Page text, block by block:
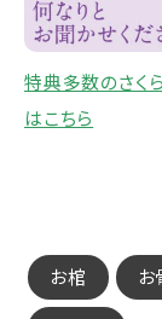
特典多数のさく
はこちら
お棺 お